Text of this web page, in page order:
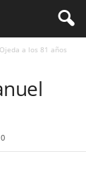
a los 81 años
0